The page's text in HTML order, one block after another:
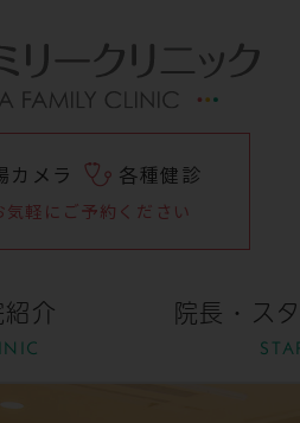
カメラ 各種健診
気軽にご予約ください
介 院長・ス